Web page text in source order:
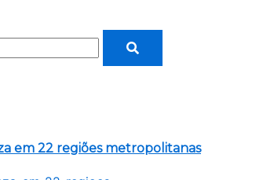
em 22 regiões metropolitanas